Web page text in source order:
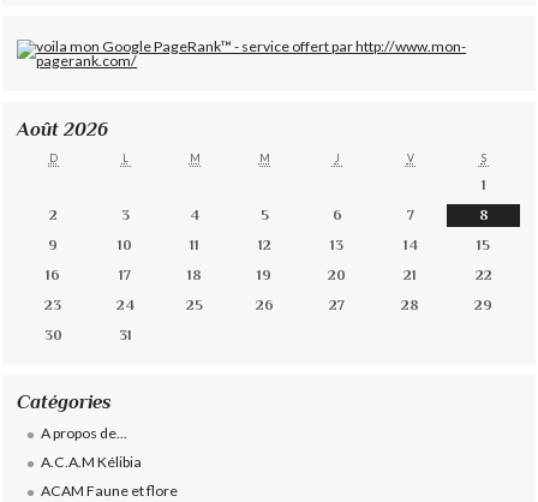
Août 2026
D L M M J V S
1
2
3 4 5 6 7
8
9
10 11 12 13 14
15
16
17 18 19 20 21
22
23
24 25 26 27 28
29
30
31
Catégories
A propos de...
A.C.A.M Kélibia
ACAM Faune et flore